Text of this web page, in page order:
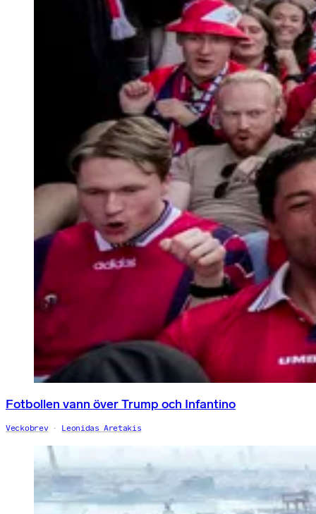
Fotbollen vann över Trump och Infantino
Veckobrev Leonidas Aretakis